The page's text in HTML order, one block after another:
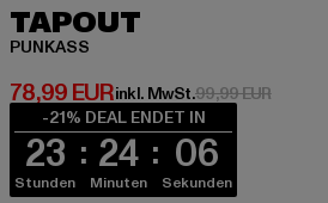
TAPOUT
PUNKASS
78,99 EUR
Derzeitiger Preis: 78,99 EUR
inkl. MwSt.99,99 EUR
-21% DEAL ENDET IN
23
Stunden
24
Minuten
06
Sekunden